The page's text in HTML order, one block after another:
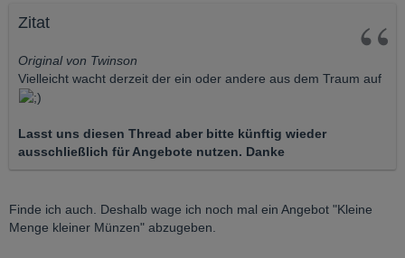
Zitat
Original von Twinson
Vielleicht wacht derzeit der ein oder andere aus dem Traum auf
Lasst uns diesen Thread aber bitte künftig wieder
ausschließlich für Angebote nutzen. Danke
Finde ich auch. Deshalb wage ich noch mal ein Angebot "Kleine
Menge kleiner Münzen" abzugeben.